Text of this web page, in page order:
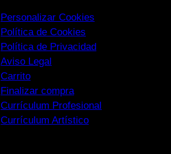
Personalizar Cookies
Política de Cookies
Política de Privacidad
Aviso Legal
Carrito
Finalizar compra
Currículum Profesional
Currículum Artístico